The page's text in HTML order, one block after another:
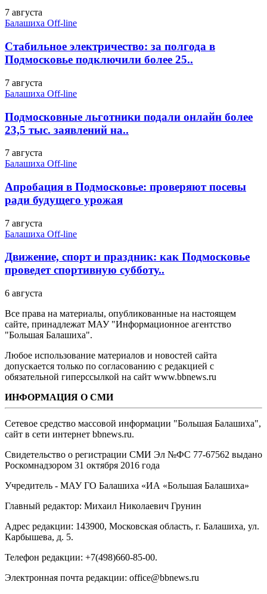
7 августа
Балашиха Off-line
Стабильное электричество: за полгода в
Подмосковье подключили более 25..
7 августа
Балашиха Off-line
Подмосковные льготники подали онлайн более
23,5 тыс. заявлений на..
7 августа
Балашиха Off-line
Апробация в Подмосковье: проверяют посевы
ради будущего урожая
7 августа
Балашиха Off-line
Движение, спорт и праздник: как Подмосковье
проведет спортивную субботу..
6 августа
Все права на материалы, опубликованные на настоящем
сайте, принадлежат МАУ "Информационное агентство
"Большая Балашиха".
Любое использование материалов и новостей сайта
допускается только по согласованию с редакцией с
обязательной гиперссылкой на сайт www.bbnews.ru
ИНФОРМАЦИЯ О СМИ
Сетевое средство массовой информации "Большая Балашиха",
сайт в сети интернет bbnews.ru.
Свидетельство о регистрации СМИ Эл №ФС ‎77-67562 выдано
Роскомнадзором 31 октября 2016 года
Учредитель - МАУ ГО Балашиха «ИА «Большая Балашиха»
Главный редактор: Михаил Николаевич Грунин
Адрес редакции: 143900, Московская область, г. Балашиха, ул.
Карбышева, д. 5.
Телефон редакции: +7(498)660-85-00.
Электронная почта редакции: office@bbnews.ru